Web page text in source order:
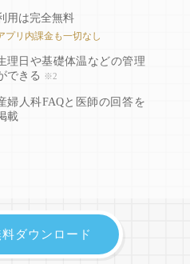
用は完全無料
プリ内課金も一切なし
理日や基礎体温などの管理
できる
※2
婦人科FAQと医師の回答を
載
ダウンロード